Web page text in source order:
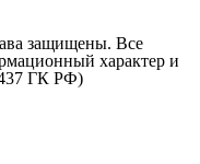
защищены. Все
характер и
437 ГК РФ)